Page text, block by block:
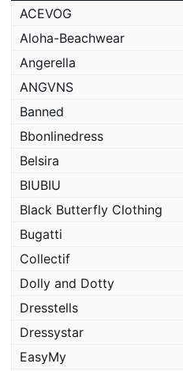
ACEVOG
Aloha-Beachwear
Angerella
ANGVNS
Banned
Bbonlinedress
Belsira
BIUBIU
Black Butterfly Clothing
Bugatti
Collectif
Dolly and Dotty
Dresstells
Dressystar
EasyMy